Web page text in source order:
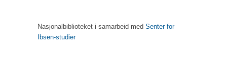
Nasjonalbiblioteket i samarbeid med Senter for
Ibsen-studier